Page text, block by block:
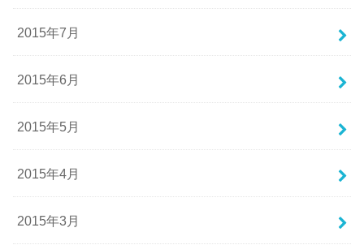
2015年7月
2015年6月
2015年5月
2015年4月
2015年3月